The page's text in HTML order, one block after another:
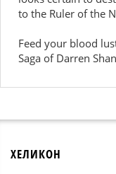
to the Ruler of the
Feed your blood
Saga of Darren
ХЕЛИКОН